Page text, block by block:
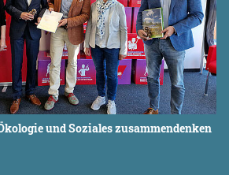
und Soziales zusammendenken